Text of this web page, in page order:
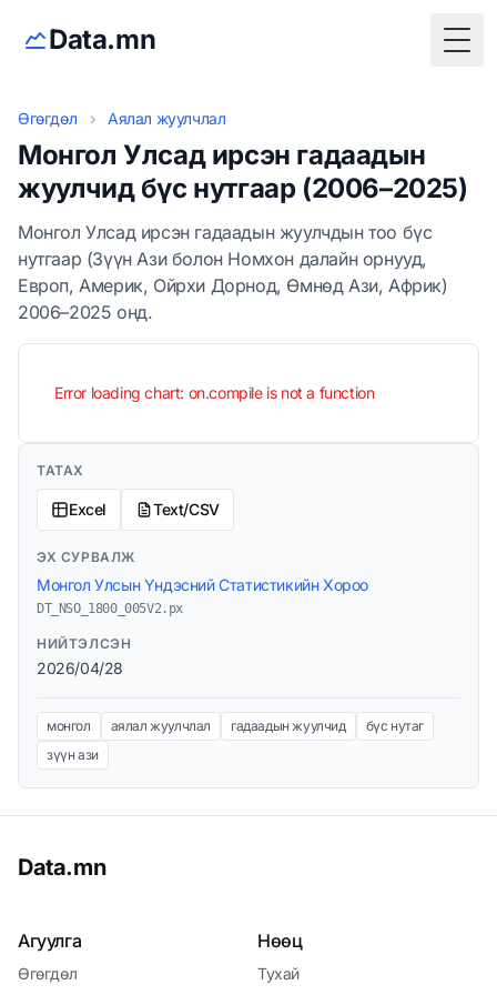
Data.mn
Өгөгдөл › Аялал жуулчлал
Монгол Улсад ирсэн гадаадын
жуулчид бүс нутгаар (2006–2025)
Монгол Улсад ирсэн гадаадын жуулчдын тоо бүс
нутгаар (Зүүн Ази болон Номхон далайн орнууд,
Европ, Америк, Ойрхи Дорнод, Өмнөд Ази, Африк)
2006–2025 онд.
Error loading chart: on.compile is not a function
ТАТАХ
Excel Text/CSV
ЭХ СУРВАЛЖ
Монгол Улсын Үндэсний Статистикийн Хороо
DT_NSO_1800_005V2.px
НИЙТЭЛСЭН
2026/04/28
монгол аялал жуулчлал гадаадын жуулчид
бүс нутаг
зүүн ази
Data.mn
Агуулга
Өгөгдөл
Нөөц
Тухай